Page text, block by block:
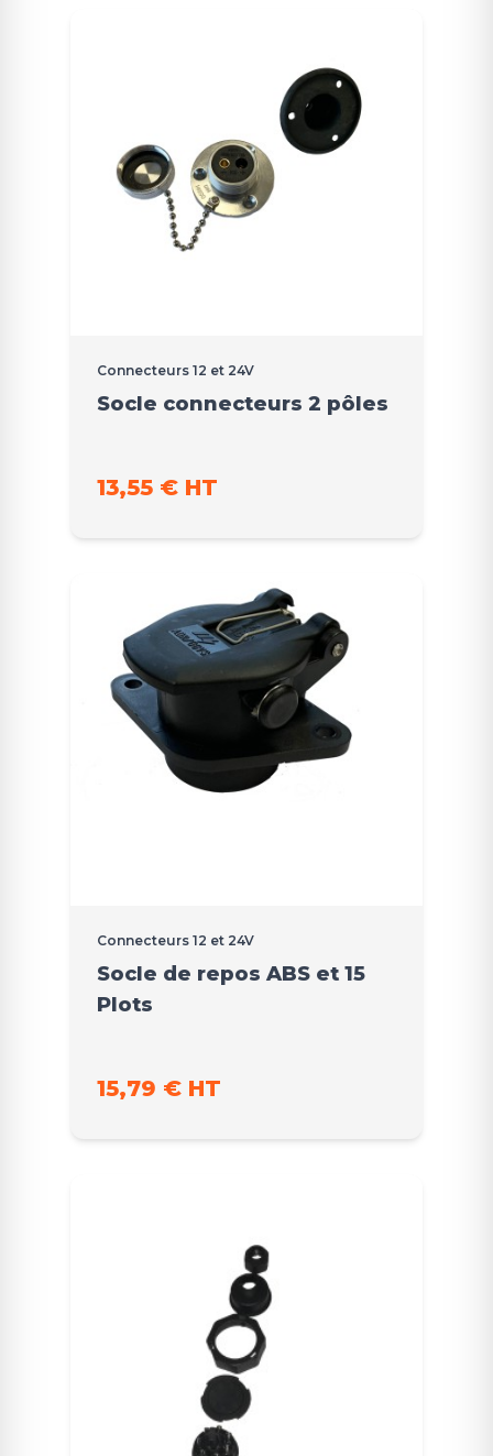
Connecteurs 12 et 24V
Socle connecteurs 2 pôles
13,55 € HT
Connecteurs 12 et 24V
Socle de repos ABS et 15
Plots
15,79 € HT